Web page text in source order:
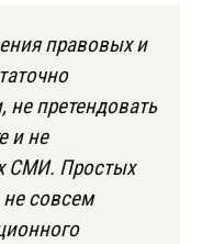
правовых и
претендовать
и не
СМИ. Простых
совсем